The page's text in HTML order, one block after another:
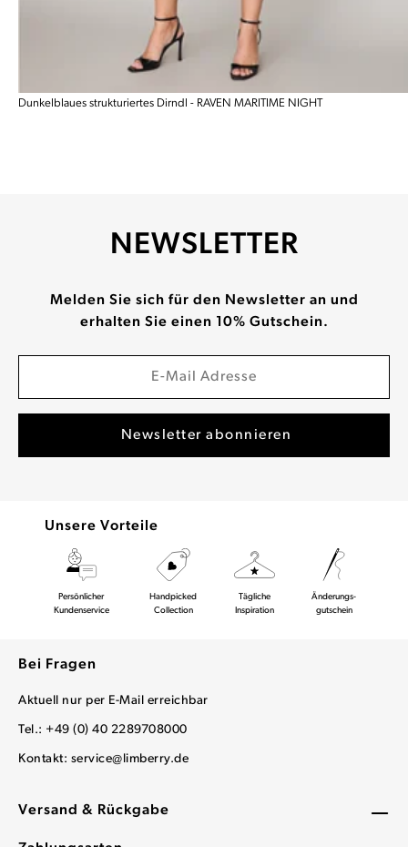
Dunkelblaues strukturiertes Dirndl - RAVEN MARITIME NIGHT
Versand & Rückgabe
NEWSLETTER
Melden Sie sich für den Newsletter an und
erhalten Sie einen 10% Gutschein.
Unsere Vorteile
Persönlicher
Kundenservice
Handpicked
Collection
Tägliche
Inspiration
Änderungs-
gutschein
Bei Fragen
Aktuell nur per E-Mail erreichbar
Tel.: +49 (0) 40 2289708000
Kontakt: service@limberry.de